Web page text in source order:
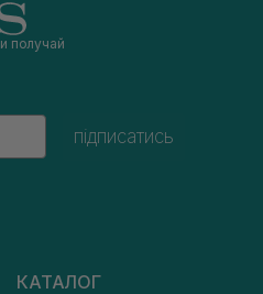
и получай
підписатись
КАТАЛОГ